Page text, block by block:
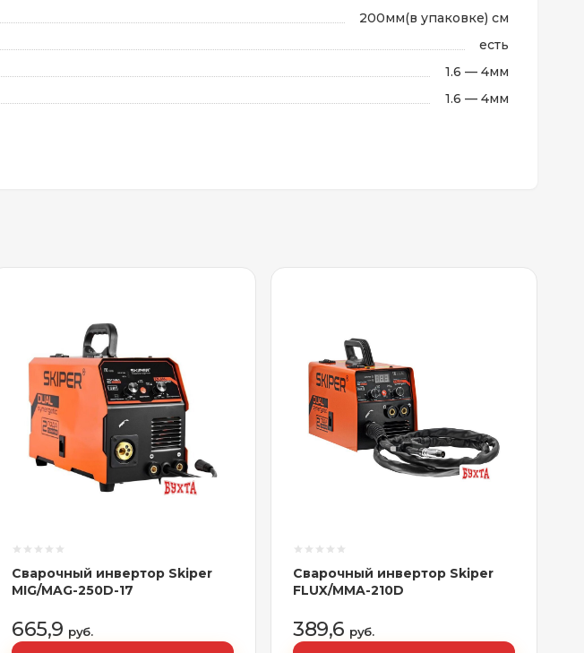
200мм(в упаковке) см
есть
1.6 — 4мм
1.6 — 4мм
Сварочный инвертор Skiper
MIG/MAG-250D-17
665,9 руб.
Сварочный инвертор Skiper
FLUX/MMA-210D
389,6 руб.